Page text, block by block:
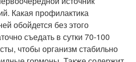
Какая профилактика
обойдется без этого
съедать в сутки 70-100
чтобы организм стабильно